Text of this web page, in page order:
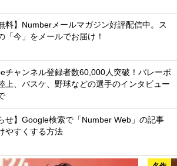
料】Numberメールマガジン好評配信中。ス
「今」をメールでお届け！
チャンネル登録者数60,000人突破！バレーボ
上、バスケ、野球などの選手のインタビュー
せ】Google検索で「Number Web」の記事
やすくする方法